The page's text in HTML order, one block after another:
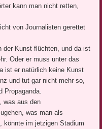
kann man nicht retten,
von Journalisten gerettet
der Kunst flüchten, und da ist
Oder er muss unter das
ist er natürlich keine Kunst
und tut gar nicht mehr so,
Propaganda.
was aus den
was man als
könnte im jetzigen Stadium